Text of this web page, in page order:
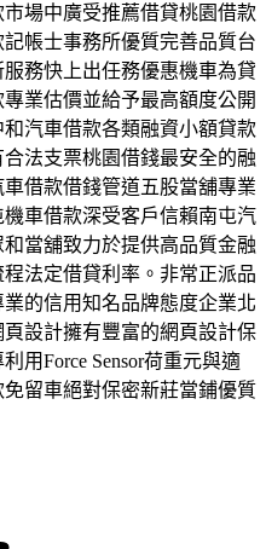
場中廣受推薦借貸桃園借款
帳士事務所優質完善品質台
務快上出任務優惠機車為貸
業估價並給予最高額度公開
汽車借款各類融資小額貸款
法支票桃園借錢最安全的融
借款借錢管道五股當舖專業
車借款深受客戶信賴南屯汽
當舖致力於提供高品質金融
法定借貸利率。非常正派品
的信用知名品牌態度企業北
設計擁有豐富的網頁設計保
用Force Sensor荷重元與適
留車絕對保密新莊當鋪優質